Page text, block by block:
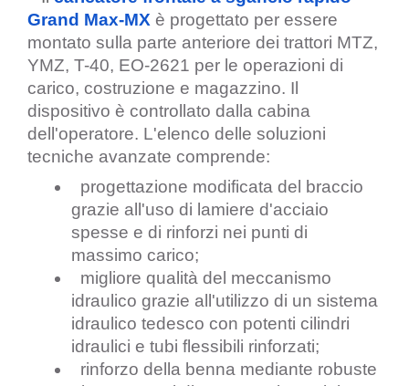
Grand Max-MX è progettato per essere
montato sulla parte anteriore dei trattori MTZ,
YMZ, T-40, EO-2621 per le operazioni di
carico, costruzione e magazzino. Il
dispositivo è controllato dalla cabina
dell'operatore. L'elenco delle soluzioni
tecniche avanzate comprende:
progettazione modificata del braccio
grazie all'uso di lamiere d'acciaio
spesse e di rinforzi nei punti di
massimo carico;
migliore qualità del meccanismo
idraulico grazie all'utilizzo di un sistema
idraulico tedesco con potenti cilindri
idraulici e tubi flessibili rinforzati;
rinforzo della benna mediante robuste